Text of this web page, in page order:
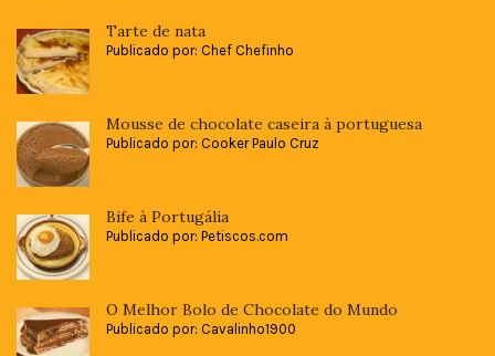
Tarte de nata
Publicado por: Chef Chefinho
Mousse de chocolate caseira à portuguesa
Publicado por: Cooker Paulo Cruz
Bife à Portugália
Publicado por: Petiscos.com
O Melhor Bolo de Chocolate do Mundo
Publicado por: Cavalinho1900